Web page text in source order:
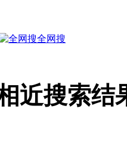
全网搜
近搜索结